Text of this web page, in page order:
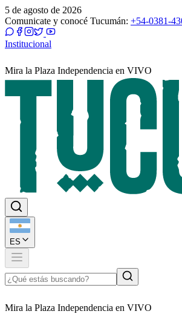
5 de agosto de 2026
Comunicate y conocé Tucumán: +54-0381-
Institucional
Mira la Plaza Independencia en VIVO
ES
Mira la Plaza Independencia en VIVO